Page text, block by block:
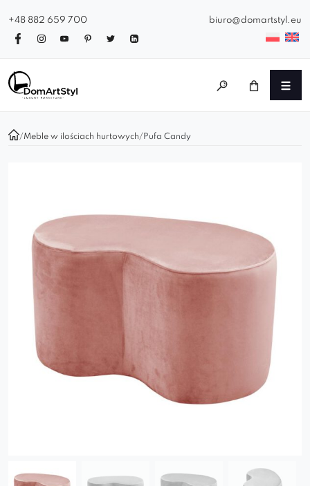
+48 882 659 700 biuro@domartstyl.eu
/Meble w ilościach hurtowych/ Pufa Candy